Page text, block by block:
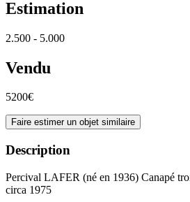
Estimation
2.500 - 5.000
Vendu
5200€
Faire estimer un objet similaire
Description
Percival LAFER (né en 1936) Canapé
circa 1975